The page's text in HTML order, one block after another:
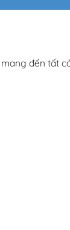
đến tất